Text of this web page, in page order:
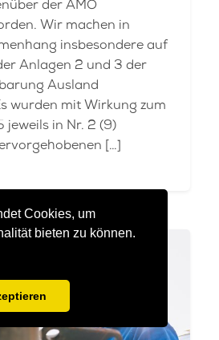
Cookies, um
bieten zu können.
der AMÖ
Wir machen in
insbesondere auf
Anlagen 2 und 3 der
Ausland
wurden mit Wirkung zum
jeweils in Nr. 2 (9)
[…]